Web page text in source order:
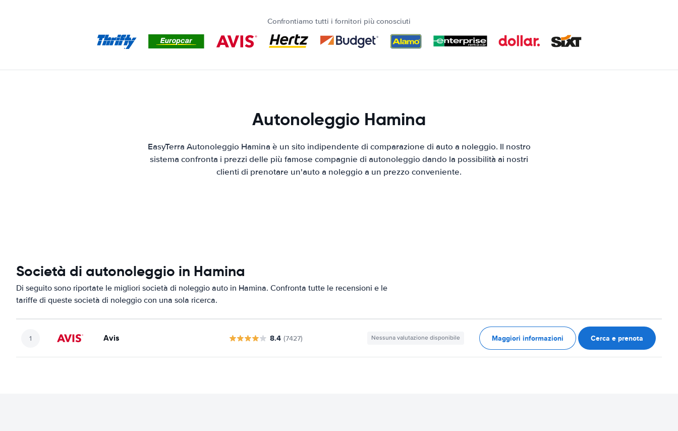
Confrontiamo tutti i fornitori più conosciuti
Autonoleggio Hamina
EasyTerra Autonoleggio Hamina è un sito indipendente di comparazione di auto a noleggio. Il nostro
sistema confronta i prezzi delle più famose compagnie di autonoleggio dando la possibilità ai nostri
clienti di prenotare un'auto a noleggio a un prezzo conveniente.
Società di autonoleggio in Hamina
Di seguito sono riportate le migliori società di noleggio auto in Hamina. Confronta tutte le recensioni e le
tariffe di queste società di noleggio con una sola ricerca.
Avis 8.4 (7427) Nessuna valutazione disponibile Maggiori informazioni Cerca e prenota